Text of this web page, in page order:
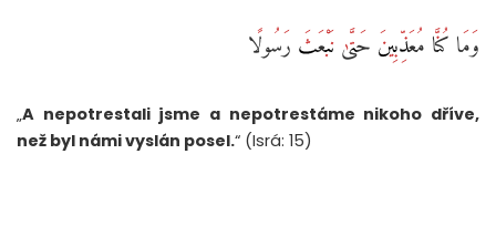
وَمَا كُنَّا مُعَذِّبِينَ حَتَّىٰ نَبْعَثَ رَسُولًا
„A nepotrestali jsme a nepotrestáme nikoho dříve,
než byl námi vyslán posel.“ (Isrá: 15)